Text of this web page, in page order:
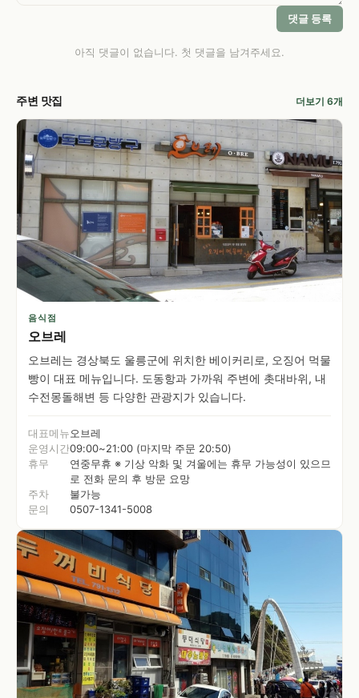
댓글 등록
아직 댓글이 없습니다. 첫 댓글을 남겨주세요.
주변 맛집 더보기 6개
음식점
오브레
오브레는 경상북도 울릉군에 위치한 베이커리로, 오징어 먹물
빵이 대표 메뉴입니다. 도동항과 가까워 주변에 촛대바위, 내
수전몽돌해변 등 다양한 관광지가 있습니다.
대표메뉴오브레
운영시간09:00~21:00 (마지막 주문 20:50)
휴무
연중무휴 ※ 기상 악화 및 겨울에는 휴무 가능성이 있으므
로 전화 문의 후 방문 요망
주차
불가능
문의
0507-1341-5008